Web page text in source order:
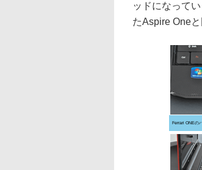
ッドになって
たAspire One
Ferrari ONEの